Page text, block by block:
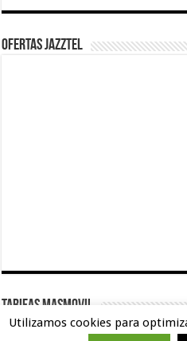
Ofertas Jazztel
TARIFAS MASMOVIL
Utilizamos cookies para